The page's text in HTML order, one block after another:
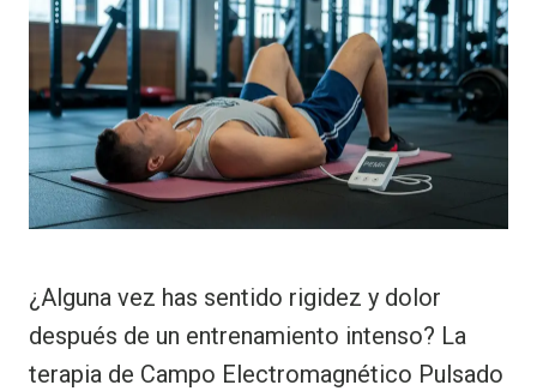
¿Alguna vez has sentido rigidez y dolor
después de un entrenamiento intenso? La
terapia de Campo Electromagnético Pulsado